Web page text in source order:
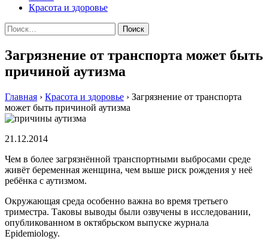
Красота и здоровье
Найти:
Загрязнение от транспорта может быть
причиной аутизма
Главная › Красота и здоровье › Загрязнение от транспорта
может быть причиной аутизма
21.12.2014
Чем в более загрязнённой транспортными выбросами среде
живёт беременная женщина, чем выше риск рождения у неё
ребёнка с аутизмом.
Окружающая среда особенно важна во время третьего
триместра. Таковы выводы были озвучены в исследовании,
опубликованном в октябрьском выпуске журнала
Epidemiology.